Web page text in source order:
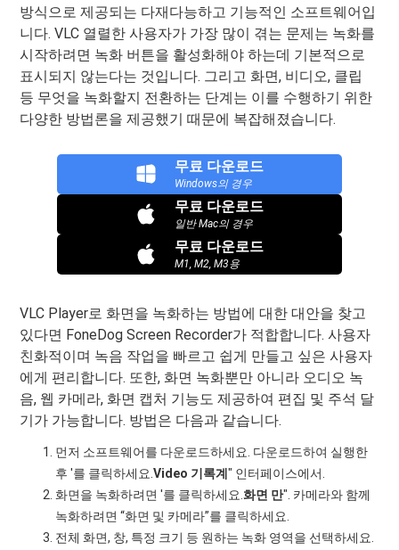
방식으로 제공되는 다재다능하고 기능적인 소프트웨어입
니다. VLC 열렬한 사용자가 가장 많이 겪는 문제는 녹화를
시작하려면 녹화 버튼을 활성화해야 하는데 기본적으로
표시되지 않는다는 것입니다. 그리고 화면, 비디오, 클립
등 무엇을 녹화할지 전환하는 단계는 이를 수행하기 위한
다양한 방법론을 제공했기 때문에 복잡해졌습니다.
무료 다운로드
Windows의 경우
무료 다운로드
일반 Mac의 경우
무료 다운로드
M1, M2, M3용
VLC Player로 화면을 녹화하는 방법에 대한 대안을 찾고
있다면 FoneDog Screen Recorder가 적합합니다. 사용자
친화적이며 녹음 작업을 빠르고 쉽게 만들고 싶은 사용자
에게 편리합니다. 또한, 화면 녹화뿐만 아니라 오디오 녹
음, 웹 카메라, 화면 캡처 기능도 제공하여 편집 및 주석 달
기가 가능합니다. 방법은 다음과 같습니다.
먼저 소프트웨어를 다운로드하세요. 다운로드하여 실행한
후 '를 클릭하세요.Video 기록계" 인터페이스에서.
화면을 녹화하려면 '를 클릭하세요.화면 만". 카메라와 함께
녹화하려면 “화면 및 카메라”를 클릭하세요.
전체 화면, 창, 특정 크기 등 원하는 녹화 영역을 선택하세요.